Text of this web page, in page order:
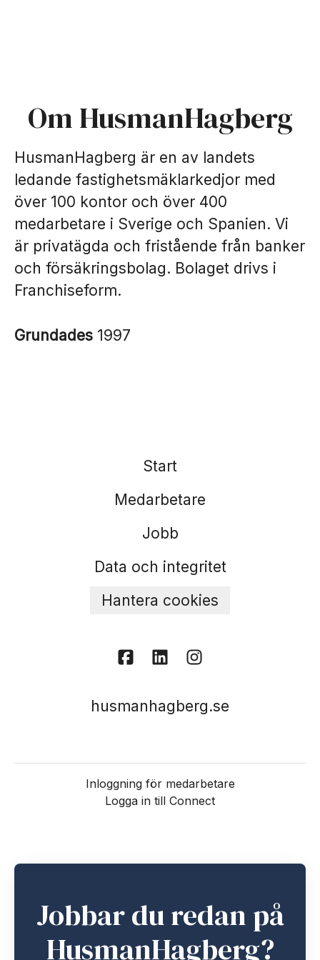
Om HusmanHagberg
HusmanHagberg är en av landets
ledande fastighetsmäklarkedjor med
över 100 kontor och över 400
medarbetare i Sverige och Spanien. Vi
är privatägda och fristående från banker
och försäkringsbolag. Bolaget drivs i
Franchiseform.
Grundades 1997
Start
Medarbetare
Jobb
Data och integritet
Hantera cookies
husmanhagberg.se
Inloggning för medarbetare
Logga in till Connect
Jobbar du redan på
HusmanHagberg?